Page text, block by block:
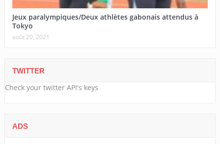
Jeux paralympiques/Deux athlètes gabonais attendus à
Tokyo
août 20, 2021
TWITTER
Check your twitter API's keys
ADS